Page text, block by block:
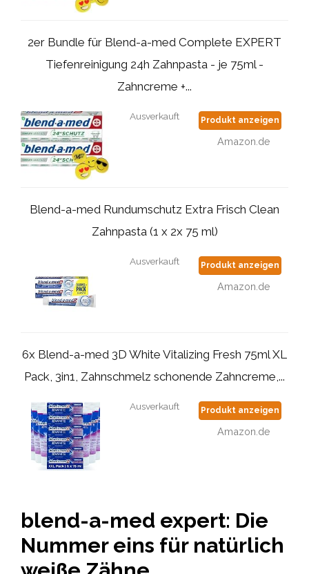
2er Bundle für Blend-a-med Complete EXPERT
Tiefenreinigung 24h Zahnpasta - je 75ml -
Zahncreme +...
Ausverkauft Produkt anzeigen
Amazon.de
Blend-a-med Rundumschutz Extra Frisch Clean
Zahnpasta (1 x 2x 75 ml)
Ausverkauft Produkt anzeigen
Amazon.de
6x Blend-a-med 3D White Vitalizing Fresh 75ml XL
Pack, 3in1, Zahnschmelz schonende Zahncreme,...
Ausverkauft Produkt anzeigen
Amazon.de
blend-a-med expert: Die
Nummer eins für natürlich